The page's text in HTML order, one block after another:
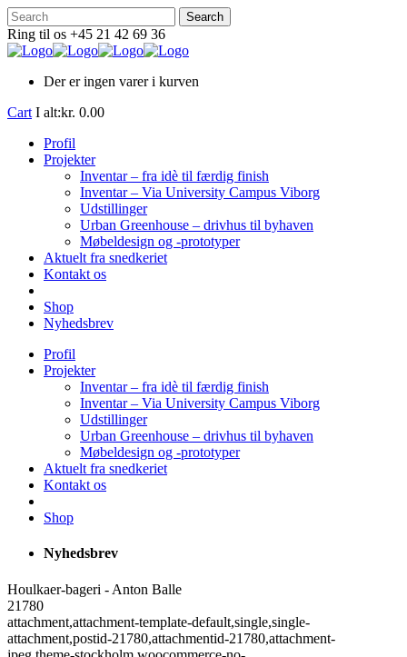
Ring til os +45 21 42 69 36
Der er ingen varer i kurven
Cart I alt:kr. 0.00
Profil
Projekter
Inventar – fra idè til færdig finish
Inventar – Via University Campus Viborg
Udstillinger
Urban Greenhouse – drivhus til byhaven
Møbeldesign og -prototyper
Aktuelt fra snedkeriet
Kontakt os
Shop
Nyhedsbrev
Profil
Projekter
Inventar – fra idè til færdig finish
Inventar – Via University Campus Viborg
Udstillinger
Urban Greenhouse – drivhus til byhaven
Møbeldesign og -prototyper
Aktuelt fra snedkeriet
Kontakt os
Shop
Nyhedsbrev
Houlkaer-bageri - Anton Balle
21780
attachment,attachment-template-default,single,single-
attachment,postid-21780,attachmentid-21780,attachment-